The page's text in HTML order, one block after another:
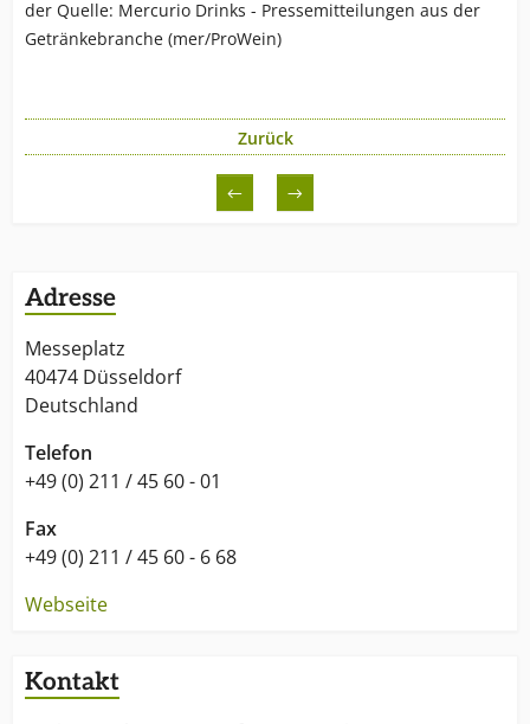
der Quelle: Mercurio Drinks - Pressemitteilungen aus der
Getränkebranche (mer/ProWein)
Zurück
← →
Adresse
Messeplatz
40474 Düsseldorf
Deutschland
Telefon
+49 (0) 211 / 45 60 - 01
Fax
+49 (0) 211 / 45 60 - 6 68
Webseite
Kontakt